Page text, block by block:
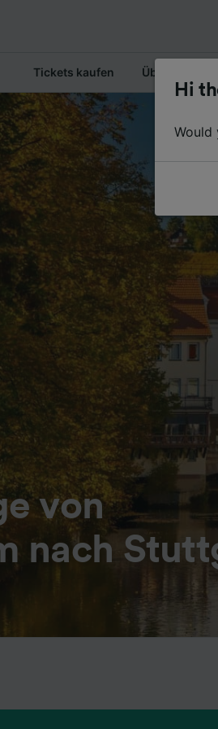
Tickets kaufen Überblick
von
nach
Hi
Would